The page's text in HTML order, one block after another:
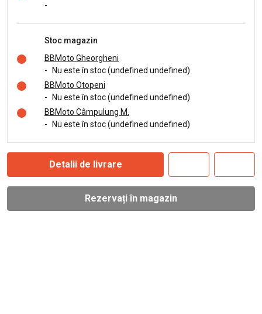
-
Stoc magazin
BBMoto Gheorgheni
-
Nu este în stoc (undefined undefined)
BBMoto Otopeni
-
Nu este în stoc (undefined undefined)
BBMoto Câmpulung M.
-
Nu este în stoc (undefined undefined)
Detalii de livrare
Rezervați în magazin